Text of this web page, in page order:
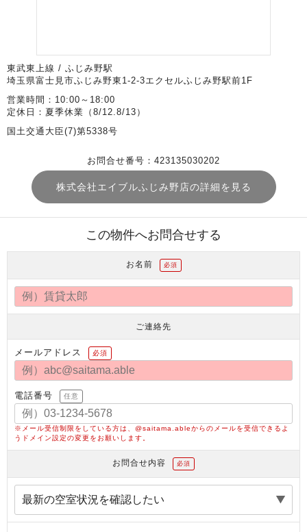
東武東上線 / ふじみ野駅
埼玉県富士見市ふじみ野東1-2-3エクセルふじみ野駅前1F
営業時間：10:00～18:00
定休日：夏季休業（8/12.8/13）
国土交通大臣(7)第5338号
お問合せ番号：423135030202
株式会社エイブルふじみ野店の詳細を見る
この物件へお問合せする
お名前 必須
ご連絡先
メールアドレス 必須
電話番号 任意
※メール受信制限をしている方は、@saitama.ableからのメールを受信できるよ
うドメイン設定の変更をお願いします。
お問合せ内容 必須